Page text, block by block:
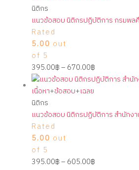
นิติกร
แนวข้อสอบ นิติกรปฏิบัติการ กรมพ
Rated
5.00 out
of 5
395.00฿– 670.00฿
นิติกร
แนวข้อสอบ นิติกรปฏิบัติการ สำนักง
Rated
5.00 out
of 5
395.00฿– 605.00฿